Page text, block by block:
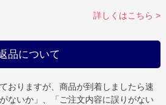
詳しくはこちら >
品について
おりますが、商品が到着しましたら速
ないか」、「ご注文内容に誤りがない